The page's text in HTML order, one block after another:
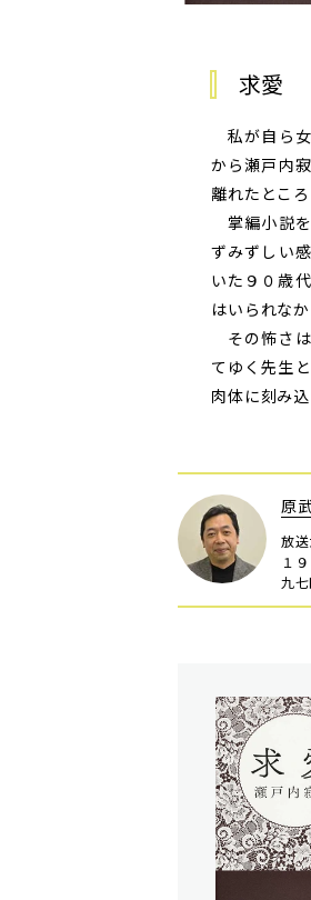
求愛
私が自ら
から瀬戸内
離れたとこ
掌編小説
ずみずしい
いた９０歳
はいられな
その怖さ
てゆく先生
肉体に刻み
原
放
１
九